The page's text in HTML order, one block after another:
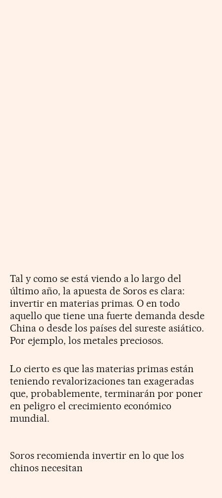
Tal y como se está viendo a lo largo del
último año, la apuesta de Soros es clara:
invertir en materias primas. O en todo
aquello que tiene una fuerte demanda desde
China o desde los países del sureste asiático.
Por ejemplo, los metales preciosos.
Lo cierto es que las materias primas están
teniendo revalorizaciones tan exageradas
que, probablemente, terminarán por poner
en peligro el crecimiento económico
mundial.
Soros recomienda invertir en lo que los
chinos necesitan